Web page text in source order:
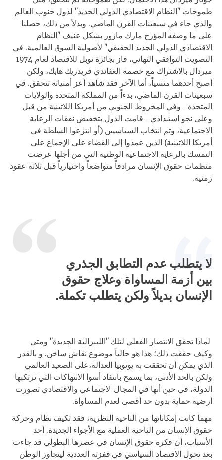
طموحات "النظام الاقتصادي الدولي الجديد" لدول جنوب العالم
والذي جاء في سبعينات القرن الماضي. وبدلاً من ذلك، حصلنا
على ما وصفه المؤرخ مارك مازور بشكل عنيف "النظام
الاقتصادي الدولي الجديد الحقيقي" لأصولية السوق العالمية. في
التصويت التوافقي النهائي، فاز بجائزة نوبل للاقتصاد لعام 1974
ميردال بالاشتراك مع خصمه العقائدي فريدريك هايك، ولكن
أصبح أحدهما منسياً، أما الآخر فقد شاهد أعز أمنياته تتحقق. في
سبعينات القرن الماضي، بدءاً من المملكة المتحدة والولايات
المتحدة –وفي المخروط الجنوبي من أمريكا اللاتينية من قبل
وعلى نحو استبدادي– قامت الدول بتخفيض نفقات الرعاية
الاجتماعية، وتم انتخاب السياسيين (أو انتزعوا السلطة في
أمريكا اللاتينية) الذين عمدوا إلى القضاء على الإجماع على
التمسك بالرعاية الاجتماعية الوطنية التي من أجلها عرضت
منظمات حقوق الإنسان مرادفاً متواضعاً واختيارياً قبل ثلاثة عقود
زمنية.
لا يتطلب عدم التطابق الجذري
بين أزمة المساواة وعلاج حقوق
الإنسان بديلاً ولكن يتطلب تكملة.
لماذا تحقق الانتصار الفعلي لتلك "الليبرالية الجديدة" ومتى
وكيف حققت ذلك؛ هذا هو حالياً موضوع نقاش ساخن. و بالقدر
الذي يمكن أن تحققت به يوتوبيا العدالة،على الصعيد العالمي
ولكن بالحد الأدنى، بما يسمح بانتقاد أسوأ الانتهاكات التي ترتكبها
الدولة، في حين أنها في المجال الاجتماعي والاقتصادي تصورت
أرضية حماية بدون حد أقصى لعدم المساواة.
مهما كانت إمكاناتها من الناحية النظرية، فقد تكيف نظام وحركة
حقوق الإنسان من الناحية العملية مع الأجواء الجديدة. أحد
الأسباب، أن فكرة حقوق الإنسان في عصرها البطولي قد جاءت
بعد تحول الاقتصاد السياسي في قفزته العددية ليتجاوز الوطن